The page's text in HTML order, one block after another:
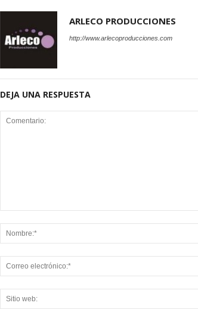
ARLECO PRODUCCIONES
http://www.arlecoproducciones.com
DEJA UNA RESPUESTA